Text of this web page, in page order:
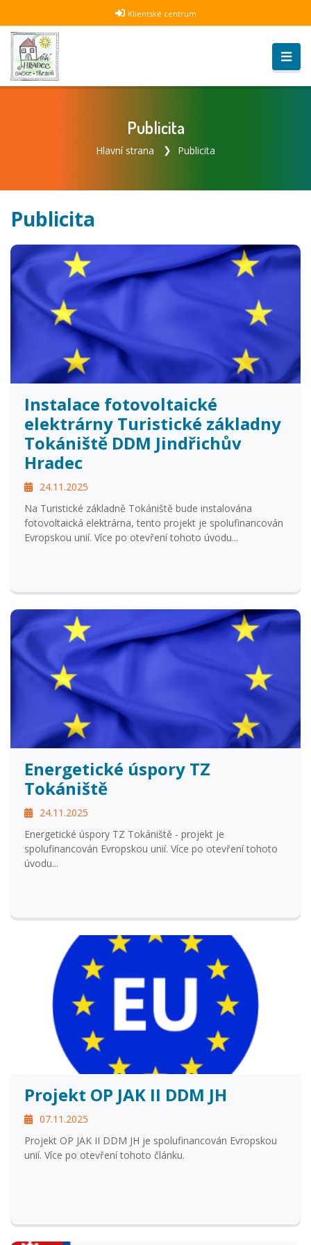
Klientské centrum
Publicita
Hlavní strana Publicita
Publicita
Instalace fotovoltaické
elektrárny Turistické základny
Tokániště DDM Jindřichův
Hradec
24.11.2025
Na Turistické základně Tokániště bude instalována
fotovoltaická elektrárna, tento projekt je spolufinancován
Evropskou unií. Více po otevření tohoto úvodu...
Energetické úspory TZ
Tokániště
24.11.2025
Energetické úspory TZ Tokániště - projekt je
spolufinancován Evropskou unií. Více po otevření tohoto
úvodu...
Projekt OP JAK II DDM JH
07.11.2025
Projekt OP JAK II DDM JH je spolufinancován Evropskou
unií. Více po otevření tohoto článku.